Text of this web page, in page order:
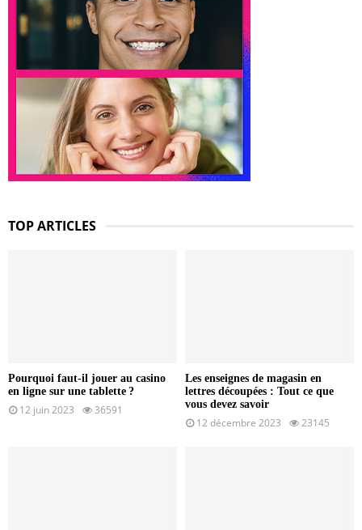
TOP ARTICLES
Pourquoi faut-il jouer au casino
en ligne sur une tablette ?
12 juin 2023 36591
Les enseignes de magasin en
lettres découpées : Tout ce que
vous devez savoir
12 décembre 2023 23145